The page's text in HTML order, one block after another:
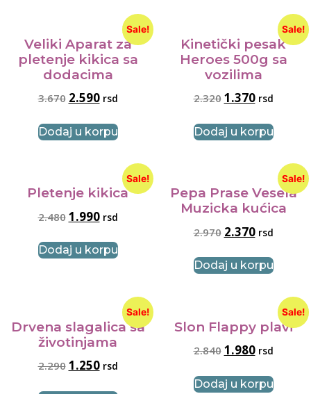
Sale!
Veliki Aparat za
pletenje kikica sa
dodacima
3.670 2.590 rsd
Dodaj u korpu
Sale!
Kinetički pesak
Heroes 500g sa
vozilima
2.320 1.370 rsd
Dodaj u korpu
Sale!
Pletenje kikica
2.480 1.990 rsd
Dodaj u korpu
Sale!
Pepa Prase Vesela
Muzicka kućica
2.970 2.370 rsd
Dodaj u korpu
Sale!
Drvena slagalica sa
životinjama
2.290 1.250 rsd
Sale!
Slon Flappy plavi
2.840 1.980 rsd
Dodaj u korpu